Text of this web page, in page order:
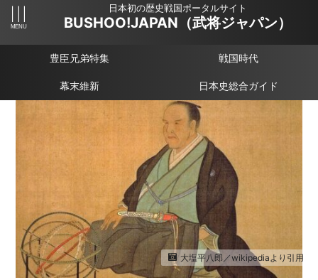
日本初の歴史戦国ポータルサイト
BUSHOO!JAPAN（武将ジャパン）
豊臣兄弟特集 戦国時代
幕末維新 日本史総合ガイド
大塩平八郎／wikipediaより引用